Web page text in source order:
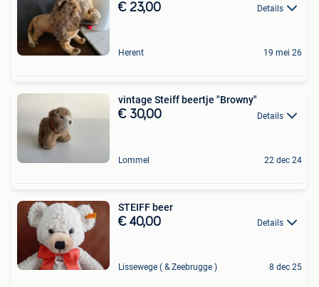
€ 23,00 Details
Herent 19 mei 26
vintage Steiff beertje "Browny"
€ 30,00 Details
Lommel 22 dec 24
STEIFF beer
€ 40,00 Details
Lissewege ( & Zeebrugge ) 8 dec 25